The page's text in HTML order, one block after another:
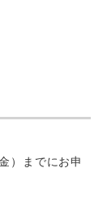
）までにお申